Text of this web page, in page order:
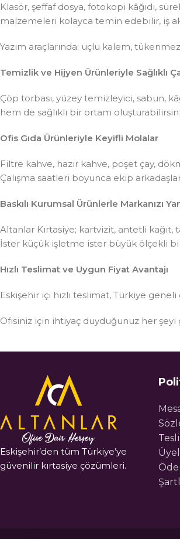
Klasör, şeffaf dosya, fotokopi kâğıdı,
malzemeleri kolayca temin edebilir, iş
Yazım araçlarında; uçlu kalem,
Temizlik ve Hijyen Ürünleriyle Sağlıklı
Çöp torbası, yüzey temizleyici, sabun,
hem de sağlıklı bir ortam
Ofis Gıda Ürünleriyle Keyifli Molalar
Filtre kahve, hazır kahve, poşet çay,
Çalışma saatleri boyunca ekip
Baskılı Kurumsal Ürünlerle Markanızı
Altanlar Kırtasiye; kartvizit, antetli
İster küçük işletme ister büyük ölçekli
Hızlı Teslimat ve Uygun Fiyat Avantajı
Eskişehir içi hızlı teslimat, Türkiye
Ofisiniz için ihtiyaç duyduğunuz her
Eskişehir’den tüm Türkiye’ye
güvenilir kırtasiye çözümleri.